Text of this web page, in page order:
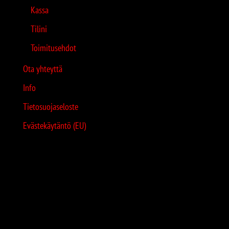
Kassa
Tilini
Toimitusehdot
Ota yhteyttä
Info
Tietosuojaseloste
Evästekäytäntö (EU)